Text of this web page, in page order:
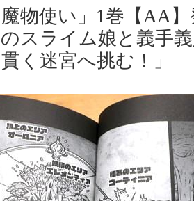
魔物使い」1巻【AA
のスライム娘と義手
く迷宮へ挑む！」